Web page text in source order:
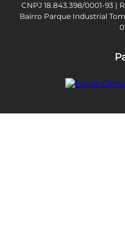
CNPJ 18.843.398/0001-93 |
Bairro Parque Industrial